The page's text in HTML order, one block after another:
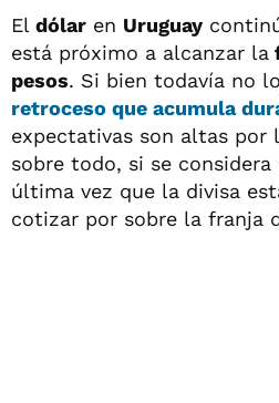
El dólar en Uruguay
está próximo a alcanzar la
pesos. Si bien todavía no
retroceso que acumula
expectativas son altas por
sobre todo, si se
última vez que la divisa
cotizar por sobre la franja